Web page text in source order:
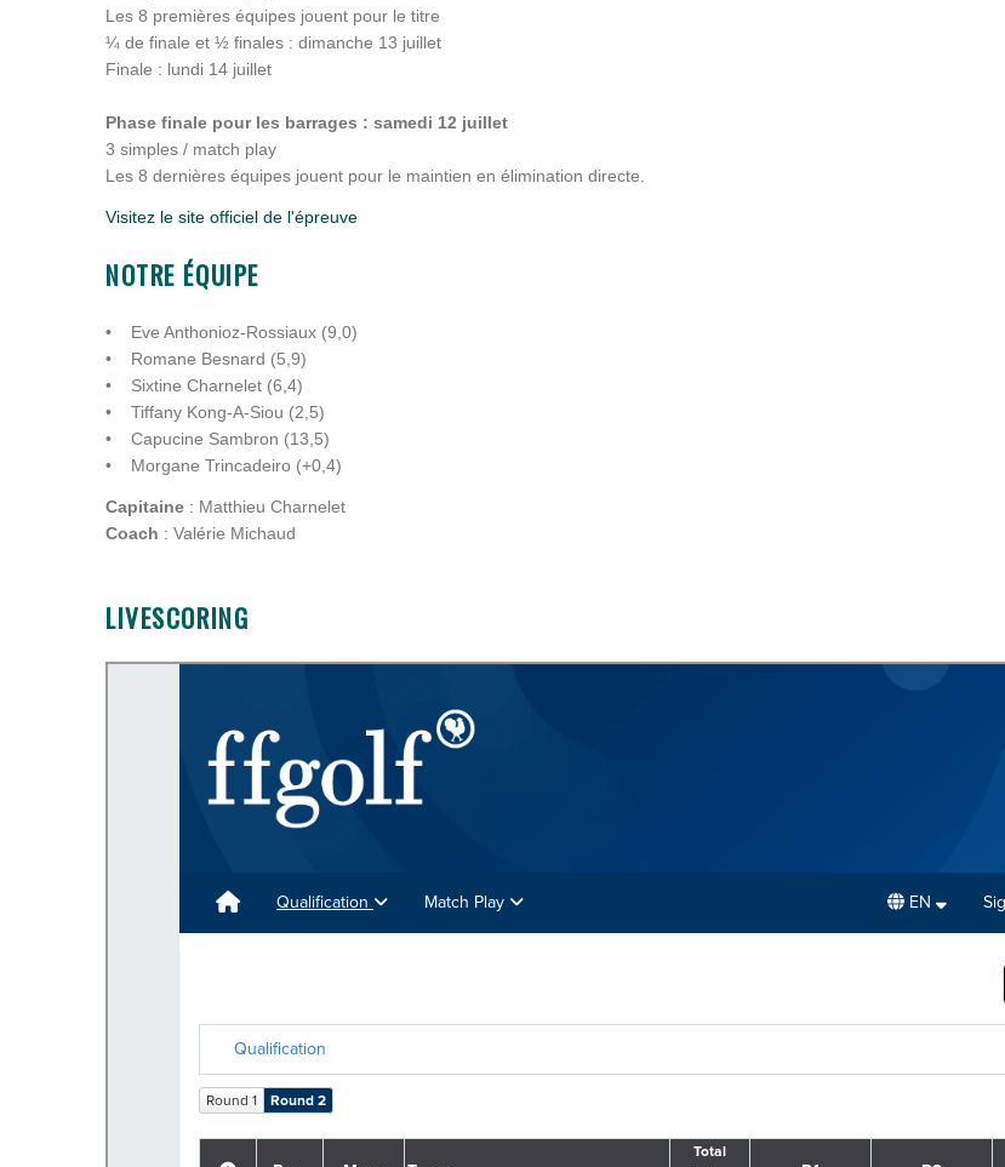
Les 8 premières équipes jouent pour le titre
¼ de finale et ½ finales : dimanche 13 juillet
Finale : lundi 14 juillet
Phase finale pour les barrages : samedi 12 juillet
3 simples / match play
Les 8 dernières équipes jouent pour le maintien en élimination directe.
Visitez le site officiel de l'épreuve
NOTRE ÉQUIPE
• Eve Anthonioz-Rossiaux (9,0)
• Romane Besnard (5,9)
• Sixtine Charnelet (6,4)
• Tiffany Kong-A-Siou (2,5)
• Capucine Sambron (13,5)
• Morgane Trincadeiro (+0,4)
Capitaine : Matthieu Charnelet
Coach : Valérie Michaud
LIVESCORING